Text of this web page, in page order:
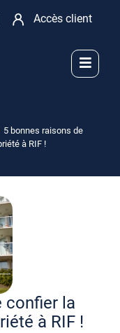
Accès client
5 bonnes raisons de
à RIF !
confier la
à RIF !